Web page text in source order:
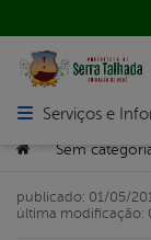
Abrir menu
Serviços e
Você está aqui:
Sem
publicado: 01/05/
última modificação: